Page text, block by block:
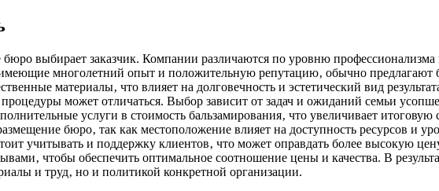
бюро выбирает заказчик. Компании различаются по уровню
многолетний опыт и положительную репутацию‚ обычно предлагают
материалы‚ что влияет на долговечность и эстетический вид
может отличаться. Выбор зависит от задач и ожиданий семьи
услуги в стоимость бальзамирования‚ что увеличивает
бюро‚ так как местоположение влияет на доступность ресурсов и
учитывать и поддержку клиентов‚ что может оправдать более высокую
чтобы обеспечить оптимальное соотношение цены и качества. В
и труд‚ но и политикой конкретной организации.